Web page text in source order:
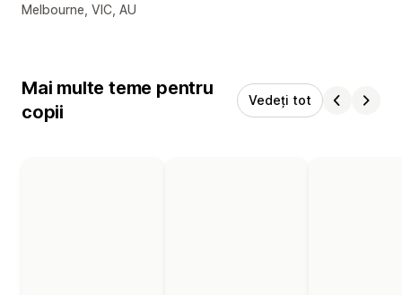
Detaliile de contact ale designerului
Melbourne, VIC, AU
Mai multe teme pentru
copii
Vedeți tot